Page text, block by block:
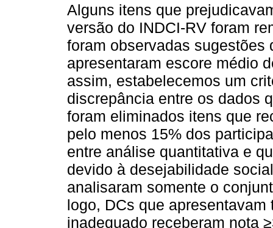
Alguns itens que
versão do INDCI-RV foram
foram observadas sugestões
apresentaram escore médio
assim, estabelecemos um
discrepância entre os dados
foram eliminados itens que
pelo menos 15% dos
entre análise quantitativa e
devido à desejabilidade
analisaram somente o
logo, DCs que
inadequado receberam nota